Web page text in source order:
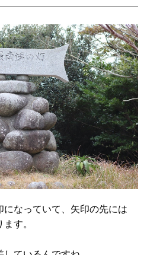
なっていて、矢印の先には
す。